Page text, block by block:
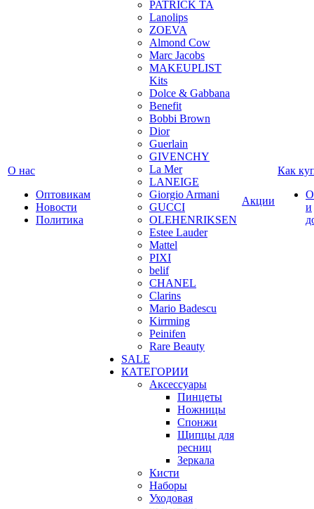
О нас
Оптовикам
Новости
Политика
PATRICK TA
Lanolips
ZOEVA
Almond Cow
Marc Jacobs
MAKEUPLIST
Kits
Dolce & Gabbana
Benefit
Bobbi Brown
Dior
Guerlain
GIVENCHY
La Mer
LANEIGE
Giorgio Armani
GUCCI
OLEHENRIKSEN
Estee Lauder
Mattel
PIXI
belif
CHANEL
Clarins
Mario Badescu
Kirrming
Peinifen
Rare Beauty
SALE
КАТЕГОРИИ
Аксессуары
Пинцеты
Ножницы
Спонжи
Щипцы для
ресниц
Зеркала
Кисти
Наборы
Уходовая
Акции
Как
и